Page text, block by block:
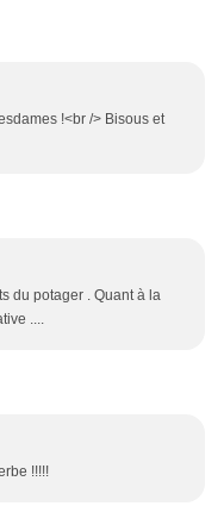
!<br /> Bisous et
du potager . Quant à la
....
!!!!!